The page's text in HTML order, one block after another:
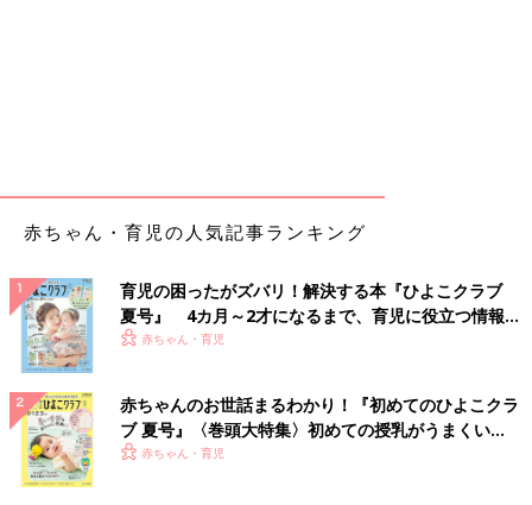
（笑）」（まい）
「1人目出産前、夫には『私は絶対ガルガル期がくるから、よろ
しくね』と、伝えていたので覚悟はしていたようですが、それを
上回るガルガル状態だったらしいです（笑） 夫がオムツ替えや
沐浴をすると、私が細かく文句を言うからと『見られたくない』
『怖い』と、言われました。一方で夫からコレはどうしたら良い
か、アレはどこにあるかなど聞かれると『一回で覚えとけ！』
と、ガルガル（笑） 今思えば何でも一つ一つ確認してくれる丁
寧なパパでした」（えだまめ）
赤ちゃん・育児の人気記事ランキング
育児の困ったがズバリ！解決する本『ひよこクラブ
夏号』 4カ月～2才になるまで、育児に役立つ情報が
いっぱい！
赤ちゃん・育児
赤ちゃんのお世話まるわかり！『初めてのひよこクラ
ブ 夏号』〈巻頭大特集〉初めての授乳がうまくい
く！ おっぱい・ミルクの基本と夏のトラブル 解決テ
赤ちゃん・育児